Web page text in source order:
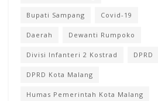
Bupati Sampang Covid-19
Daerah Dewanti Rumpoko
Divisi Infanteri 2 Kostrad DPRD
DPRD Kota Malang
Humas Pemerintah Kota Malang